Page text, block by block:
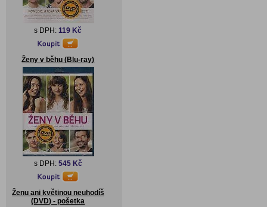
s DPH:119 Kč
Ženy v běhu (Blu-ray)
s DPH: 545 Kč
Ženu ani květinou neuhodíš
(DVD) - pošetka